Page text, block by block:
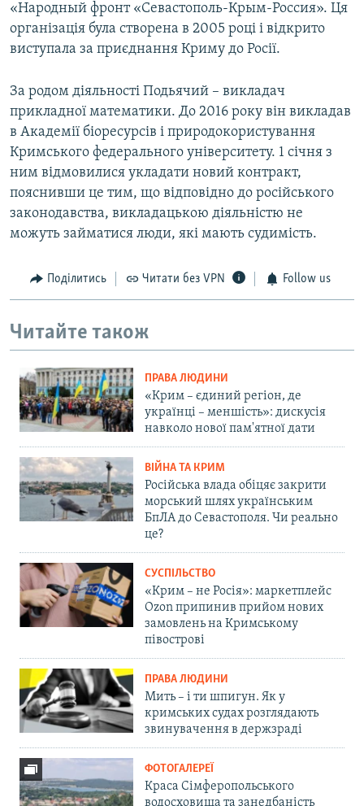
«Народный фронт «Севастополь-Крым-Россия». Ця
організація була створена в 2005 році і відкрито
виступала за приєднання Криму до Росії.
За родом діяльності Подьячий – викладач
прикладної математики. До 2016 року він викладав
в Академії біоресурсів і природокористування
Кримського федерального університету. 1 січня з
ним відмовилися укладати новий контракт,
пояснивши це тим, що відповідно до російського
законодавства, викладацькою діяльністю не
можуть займатися люди, які мають судимість.
Поділитись Читати без VPN Follow us
Читайте також
ПРАВА ЛЮДИНИ
«Крим – єдиний регіон, де
українці – меншість»: дискусія
навколо нової пам'ятної дати
ВІЙНА ТА КРИМ
Російська влада обіцяє закрити
морський шлях українським
БпЛА до Севастополя. Чи реально
це?
СУСПІЛЬСТВО
«Крим – не Росія»: маркетплейс
Ozon припинив прийом нових
замовлень на Кримському
півострові
ПРАВА ЛЮДИНИ
Мить – і ти шпигун. Як у
кримських судах розглядають
звинувачення в держзраді
ФОТОГАЛЕРЕЇ
Краса Сімферопольського
водосховища та занедбаність